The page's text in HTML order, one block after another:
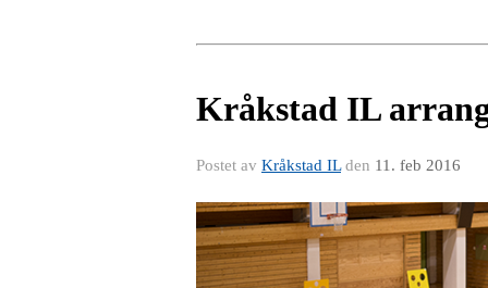
Kråkstad IL
Postet av Kråkstad ILden 11. feb 2016